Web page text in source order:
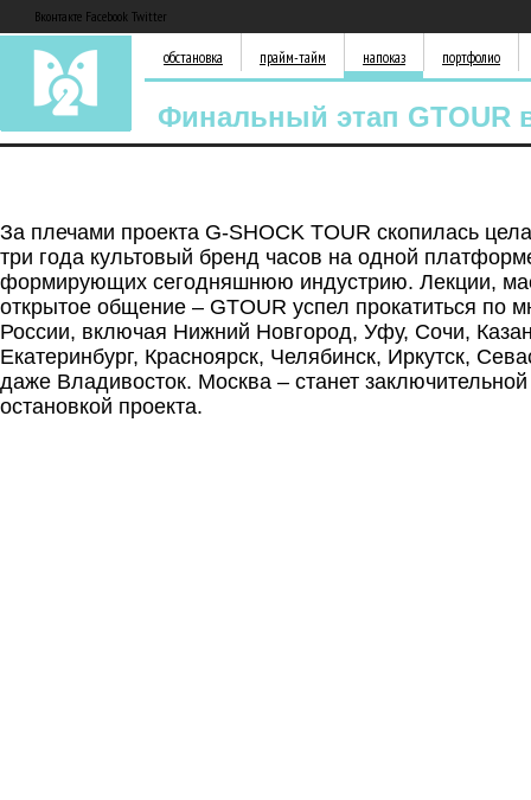
Вконтакте Facebook Twitter
обстановка прайм-тайм напоказ портфолио
Финальный этап GTOUR
За плечами проекта G-SHOCK TOUR скопилась
три года культовый бренд часов на одной
формирующих сегодняшнюю индустрию. Лекции,
открытое общение – GTOUR успел прокатиться по
России, включая Нижний Новгород, Уфу, Сочи,
Екатеринбург, Красноярск, Челябинск, Иркутск,
даже Владивосток. Москва – станет
остановкой проекта.